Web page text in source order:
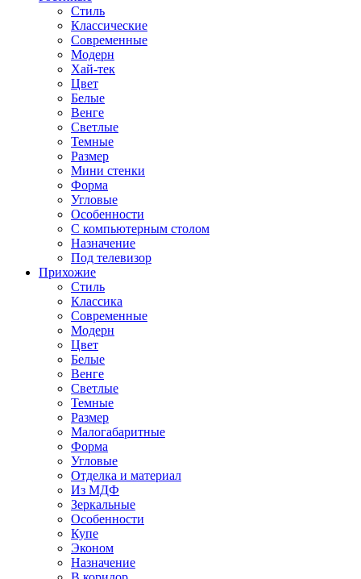
Стиль
Классические
Современные
Модерн
Хай-тек
Цвет
Белые
Венге
Светлые
Темные
Размер
Мини стенки
Форма
Угловые
Особенности
С компьютерным столом
Назначение
Под телевизор
Прихожие
Стиль
Классика
Современные
Модерн
Цвет
Белые
Венге
Светлые
Темные
Размер
Малогабаритные
Форма
Угловые
Отделка и материал
Из МДФ
Зеркальные
Особенности
Купе
Эконом
Назначение